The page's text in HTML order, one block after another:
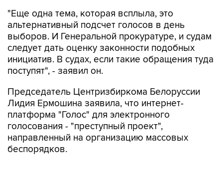
"Еще одна тема, которая всплыла, это
альтернативный подсчет голосов в день
выборов. И Генеральной прокуратуре, и судам
следует дать оценку законности подобных
инициатив. В судах, если такие обращения туда
поступят", - заявил он.
Председатель Центризбиркома Белоруссии
Лидия Ермошина заявила, что интернет-
платформа "Голос" для электронного
голосования - "преступный проект",
направленный на организацию массовых
беспорядков.